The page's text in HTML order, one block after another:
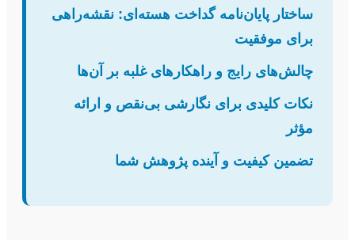
ساختار پایان‌نامه گداخت هسته‌ای: نقشه‌راهی
برای موفقیت
چالش‌های رایج و راهکارهای غلبه بر آن‌ها
نکات کلیدی برای نگارشی بی‌نقص و ارائه
مؤثر
تضمین کیفیت و آینده پژوهش شما